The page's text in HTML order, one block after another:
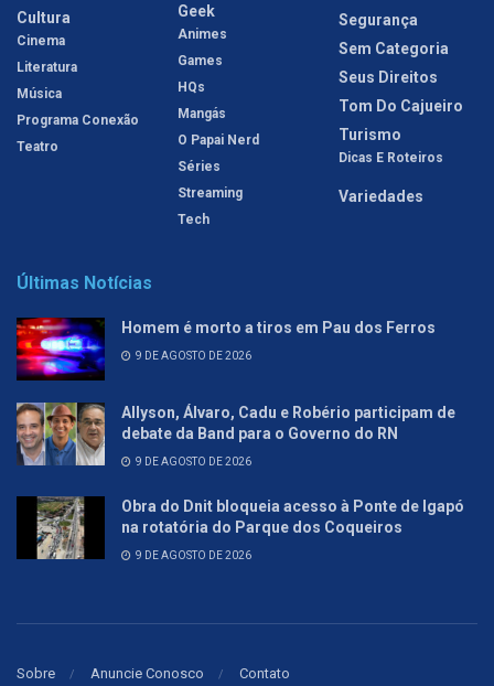
Cultura
Cinema
Literatura
Música
Programa Conexão
Teatro
Geek
Animes
Games
HQs
Mangás
O Papai Nerd
Séries
Streaming
Tech
Segurança
Sem Categoria
Seus Direitos
Tom Do Cajueiro
Turismo
Dicas E Roteiros
Variedades
Últimas Notícias
Homem é morto a tiros em Pau dos Ferros
9 DE AGOSTO DE 2026
Allyson, Álvaro, Cadu e Robério participam de
debate da Band para o Governo do RN
9 DE AGOSTO DE 2026
Obra do Dnit bloqueia acesso à Ponte de Igapó
na rotatória do Parque dos Coqueiros
9 DE AGOSTO DE 2026
Sobre Anuncie Conosco Contato